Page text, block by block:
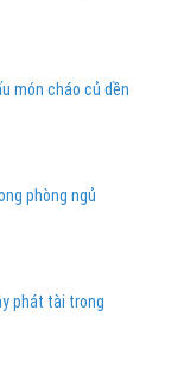
món cháo củ dền
phòng ngủ
phát tài trong